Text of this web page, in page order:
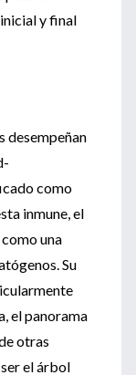
y final
desempeñan
como
inmune, el
una
Su
el panorama
otras
el árbol